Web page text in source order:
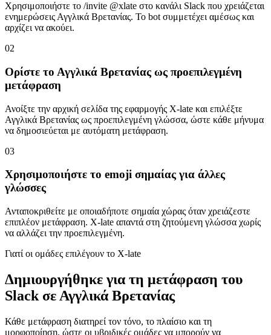
Χρησιμοποιήστε το /invite @xlate στο κανάλι Slack που χρειάζεται
ενημερώσεις Αγγλικά Βρετανίας. Το bot συμμετέχει αμέσως και
αρχίζει να ακούει.
02
Ορίστε το Αγγλικά Βρετανίας ως προεπιλεγμένη
μετάφραση
Ανοίξτε την αρχική σελίδα της εφαρμογής X-late και επιλέξτε
Αγγλικά Βρετανίας ως προεπιλεγμένη γλώσσα, ώστε κάθε μήνυμα
να δημοσιεύεται με αυτόματη μετάφραση.
03
Χρησιμοποιήστε το emoji σημαίας για άλλες
γλώσσες
Ανταποκριθείτε με οποιαδήποτε σημαία χώρας όταν χρειάζεστε
επιπλέον μετάφραση. X-late απαντά στη ζητούμενη γλώσσα χωρίς
να αλλάζει την προεπιλεγμένη.
Γιατί οι ομάδες επιλέγουν το X-late
Δημιουργήθηκε για τη μετάφραση του
Slack σε Αγγλικά Βρετανίας
Κάθε μετάφραση διατηρεί τον τόνο, το πλαίσιο και τη
μορφοποίηση, ώστε οι υβριδικές ομάδες να μπορούν να